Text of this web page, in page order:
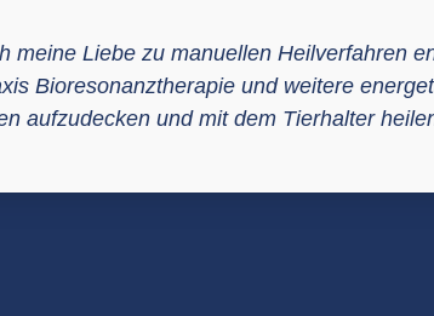
meine Liebe zu manuellen Heilverfahren
Bioresonanztherapie und weitere
aufzudecken und mit dem Tierhalter